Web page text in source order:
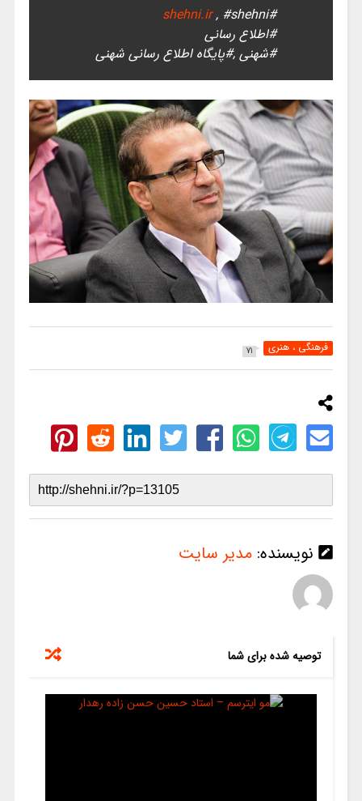
#
shehni.ir, #shehni
#اطلاع رسانی
#شهنی ,#پایگاه اطلاع رسانی شهنی
فرهنگی ، هنری 71
نویسنده: مدیر سایت
توصیه شده برای شما